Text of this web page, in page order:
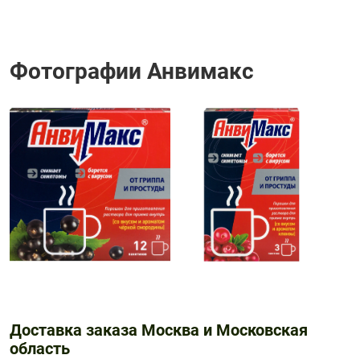
Фотографии Анвимакс
Доставка заказа Москва и Московская
область